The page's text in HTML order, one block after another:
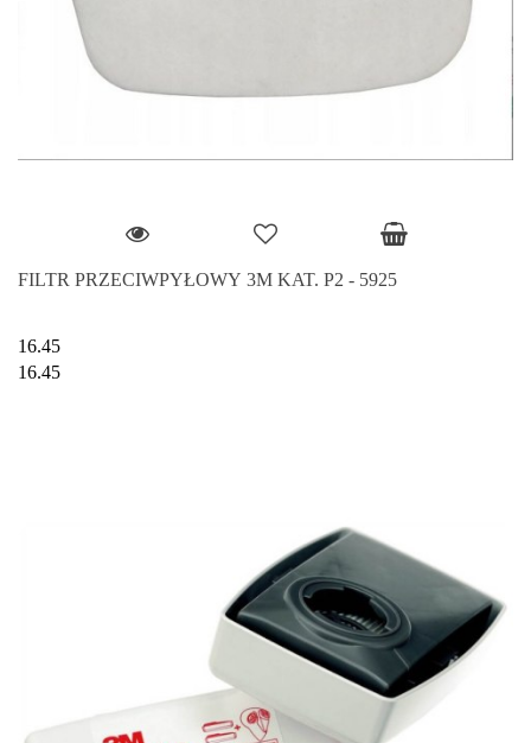
FILTR PRZECIWPYŁOWY 3M KAT. P2 - 5925
16.45
16.45